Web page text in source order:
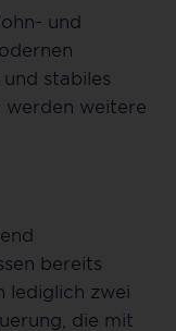
und
und stabiles
weitere
bereits
lediglich zwei
die mit